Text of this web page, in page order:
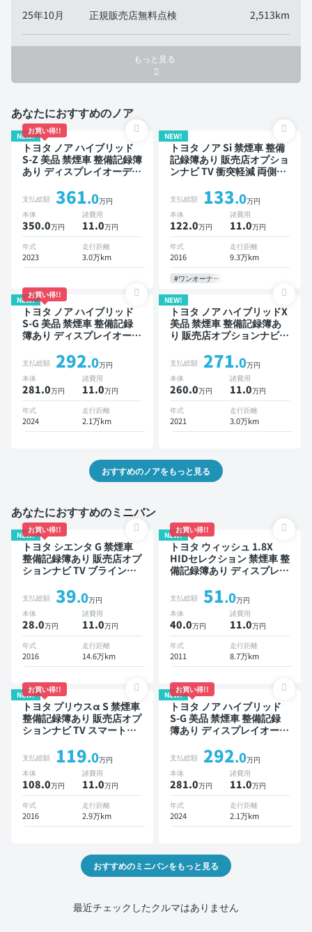
25年10月 正規販売店無料点検 2,513km
もっと見る
あなたにおすすめのノア
NEW!
お買い得!!
トヨタ ノア ハイブリッド
S-Z 美品 禁煙車 整備記録簿
あり ディスプレイオーディ
ラインドスポットモニター
オートクルーズ 3列シート
スマートキー ETC 電動バ
ックドア バックモニター
衝突軽減 両側電動スライド
ドア 7人乗り
支払総額 361.0万円
本体
350.0万円
諸費用
11.0万円
年式
2023
走行距離
3.0万km
NEW!
トヨタ ノア Si 禁煙車 整備
記録簿あり 販売店オプショ
ンナビ TV 衝突軽減 両側電
支払総額 133.0万円
本体
122.0万円
諸費用
11.0万円
年式
2016
走行距離
9.3万km
#ワンオーナー
NEW!
お買い得!!
トヨタ ノア ハイブリッド
S-G 美品 禁煙車 整備記録
簿あり ディスプレイオーデ
オートクルーズ 3列シート
スマートキー ETC バック
モニター ドライブレコーダ
ー 衝突軽減 両側電動スラ
イドドア 7人乗り
支払総額 292.0万円
本体
281.0万円
諸費用
11.0万円
年式
2024
走行距離
2.1万km
NEW!
トヨタ ノア ハイブリッドX
美品 禁煙車 整備記録簿あ
り 販売店オプションナビ
ト スマートキー ETC バッ
クモニター ドライブレコー
ダー 衝突軽減 両側電動ス
ライドドア 7人乗り
支払総額 271.0万円
本体
260.0万円
諸費用
11.0万円
年式
2021
走行距離
3.0万km
おすすめのノアをもっと見る
あなたにおすすめのミニバン
NEW!
お買い得!!
トヨタ シエンタ G 禁煙車
整備記録簿あり 販売店オプ
ションナビ TV ブラインド
ト スマートキー バックモ
ニター ドライブレコーダー
衝突軽減 両側電動スライド
ドア 7人乗り
支払総額 39.0万円
本体
28.0万円
諸費用
11.0万円
年式
2016
走行距離
14.6万km
NEW!
お買い得!!
トヨタ ウィッシュ 1.8X
HIDセレクション 禁煙車 整
備記録簿あり ディスプレイ
り 後席モニター スマート
キー ETC ドライブレコー
ダー
支払総額 51.0万円
本体
40.0万円
諸費用
11.0万円
年式
2011
走行距離
8.7万km
NEW!
お買い得!!
トヨタ プリウスα S 禁煙車
整備記録簿あり 販売店オプ
ションナビ TV スマートキ
支払総額 119.0万円
本体
108.0万円
諸費用
11.0万円
年式
2016
走行距離
2.9万km
NEW!
お買い得!!
トヨタ ノア ハイブリッド
S-G 美品 禁煙車 整備記録
簿あり ディスプレイオーデ
オートクルーズ 3列シート
スマートキー ETC バック
モニター ドライブレコーダ
ー 衝突軽減 両側電動スラ
イドドア 7人乗り
支払総額 292.0万円
本体
281.0万円
諸費用
11.0万円
年式
2024
走行距離
2.1万km
おすすめのミニバンをもっと見る
最近チェックしたクルマはありません